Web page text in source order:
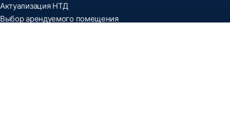
Актуализация НТД
Выбор арендуемого помещения